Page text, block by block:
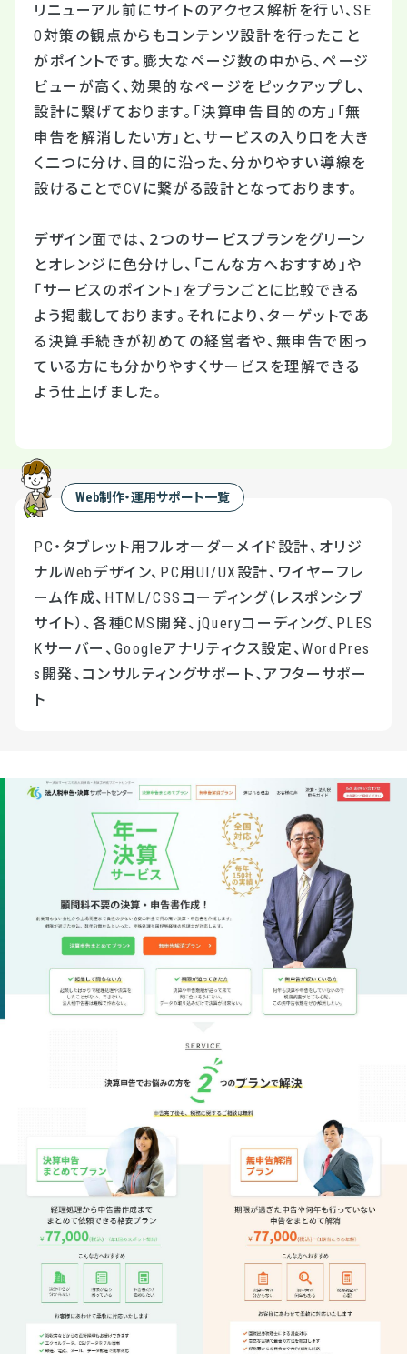
リニューアル前にサイトのアクセス解析を行い、SE
O対策の観点からもコンテンツ設計を行ったこと
がポイントです。膨大なページ数の中から、ページ
ビューが高く、効果的なページをピックアップし、
設計に繋げております。「決算申告目的の方」「無
申告を解消したい方」と、サービスの入り口を大き
く二つに分け、目的に沿った、分かりやすい導線を
設けることでCVに繋がる設計となっております。
デザイン面では、２つのサービスプランをグリーン
とオレンジに色分けし、「こんな方へおすすめ」や
「サービスのポイント」をプランごとに比較できる
よう掲載しております。それにより、ターゲットであ
る決算手続きが初めての経営者や、無申告で困っ
ている方にも分かりやすくサービスを理解できる
よう仕上げました。
Web制作・運用サポート一覧
PC・タブレット用フルオーダーメイド設計、オリジ
ナルWebデザイン、PC用UI/UX設計、ワイヤーフレ
ーム作成、HTML/CSSコーディング（レスポンシブ
サイト）、各種CMS開発、jQueryコーディング、PLES
Kサーバー、Googleアナリティクス設定、WordPres
s開発、コンサルティングサポート、アフターサポー
ト